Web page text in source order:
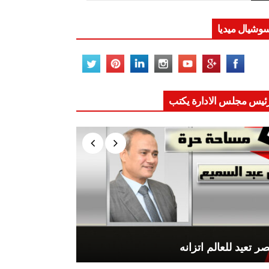
ميديا
مجلس الادارة يكتب
تعيد للعالم اتزانه